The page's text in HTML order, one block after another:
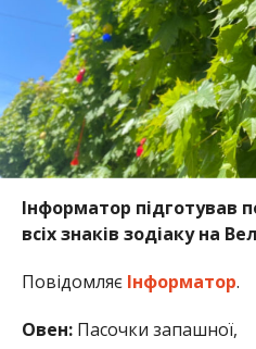
Інформатор підготував
всіх знаків зодіаку на
Повідомляє Інформатор.
Овен: Пасочки запашної,